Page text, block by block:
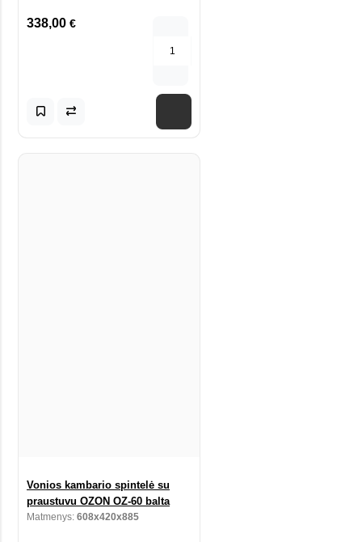
338,00 €
Vonios kambario spintelė su
praustuvu OZON OZ-60 balta
Matmenys: 608x420x885